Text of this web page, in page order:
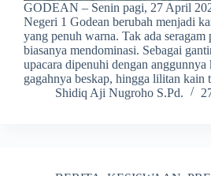
GODEAN – Senin pagi, 27 April
Negeri 1 Godean berubah menjadi
yang penuh warna. Tak ada
biasanya mendominasi. Sebagai
upacara dipenuhi dengan anggunnya
gagahnya beskap, hingga lilitan
Shidiq Aji Nugroho S.Pd.